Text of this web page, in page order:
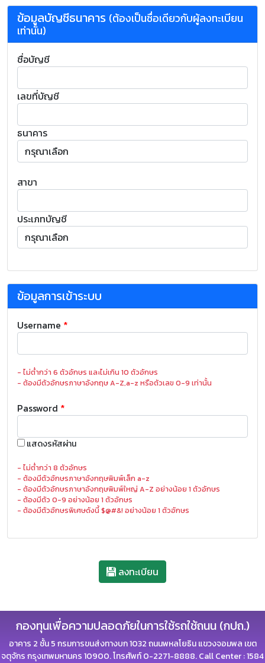
ข้อมูลบัญชีธนาคาร (ต้องเป็นชื่อเดียวกับผู้ลงทะเบียน
เท่านั้น)
ชื่อบัญชี
เลขที่บัญชี
ธนาคาร
สาขา
ประเภทบัญชี
ข้อมูลการเข้าระบบ
Username *
- ไม่ต่ำกว่า 6 ตัวอักษร และไม่เกิน 10 ตัวอักษร
- ต้องมีตัวอักษรภาษาอังกฤษ A-Z,a-z หรือตัวเลข 0-9 เท่านั้น
Password *
แสดงรหัสผ่าน
- ไม่ต่ำกว่า 8 ตัวอักษร
- ต้องมีตัวอักษรภาษาอังกฤษพิมพ์เล็ก a-z
- ต้องมีตัวอักษรภาษาอังกฤษพิมพ์ใหญ่ A-Z อย่างน้อย 1 ตัวอักษร
- ต้องมีตัว 0-9 อย่างน้อย 1 ตัวอักษร
- ต้องมีตัวอักษรพิเศษดังนี้ $@#&! อย่างน้อย 1 ตัวอักษร
ลงทะเบียน
กองทุนเพื่อความปลอดภัยในการใช้รถใช้ถนน (กปถ.)
อาคาร 2 ชั้น 5 กรมการขนส่งทางบก 1032 ถนนพหลโยธิน แขวงจอมพล เขต
จตุจักร กรุงเทพมหานคร 10900. โทรศัพท์ 0-2271-8888. Call Center : 1584